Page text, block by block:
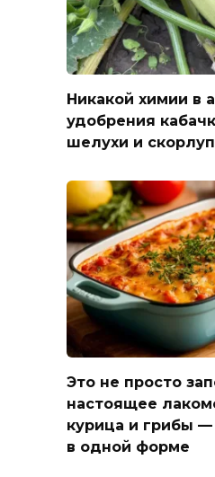
Никакой химии в
удобрения
шелухи и
Это не просто
настоящее
курица и грибы
в одной форме